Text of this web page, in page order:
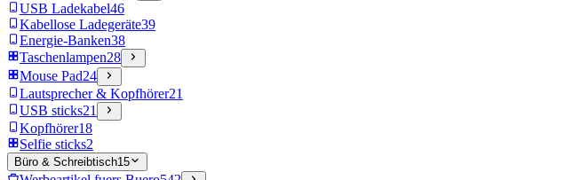
USB Ladekabel46
Kabellose Ladegeräte39
Energie-Banken38
Taschenlampen28
Mouse Pad24
Lautsprecher & Kopfhörer21
USB sticks21
Kopfhörer18
Selfie sticks2
Büro & Schreibtisch15